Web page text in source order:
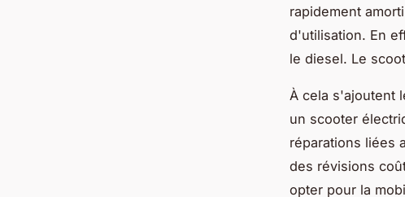
rapidement
d'utilisation. En
le diesel. Le
À cela s'ajoutent
un scooter
réparations liées
des révisions
opter pour la